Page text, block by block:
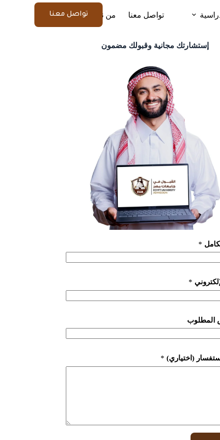
تواصل معنا من نحن المزيد
تواصل معنا
إستشارتك مجانية وقبولك مضمون
*
*
المطلوب
(اختياري) *